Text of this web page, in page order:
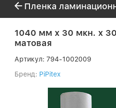
Пленка ламинационная PP и PET в
1040 мм х 30 мкн. х
матовая
Артикул: 794-1002009
Бренд: PiPitex